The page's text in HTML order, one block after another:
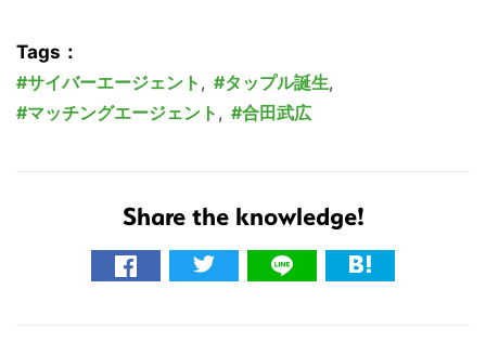
Tags：
サイバーエージェント , タップル誕生,
マッチングエージェント , 合田武広
Share the knowledge!